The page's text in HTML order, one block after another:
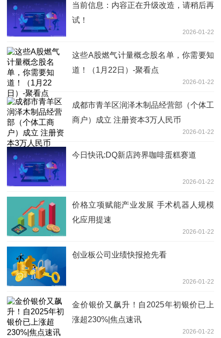
当前信息：内容正在升级改造，请稍后再
试！
2026-01-22
这些A股燃气计量概念股名单，你需要知
道！（1月22日）-聚看点
2026-01-22
成都市青羊区润泽木制品经营部（个体工
商户）成立 注册资本3万人民币
2026-01-22
今日快讯:DQ新店跨界咖啡蛋糕赛道
2026-01-22
价格立项赋能产业发展 手术机器人规模
化应用提速
2026-01-22
创业板公司业绩快报抢先看
2026-01-22
金价银价又飙升！自2025年初银价已上
涨超230%|焦点速讯
2026-01-22